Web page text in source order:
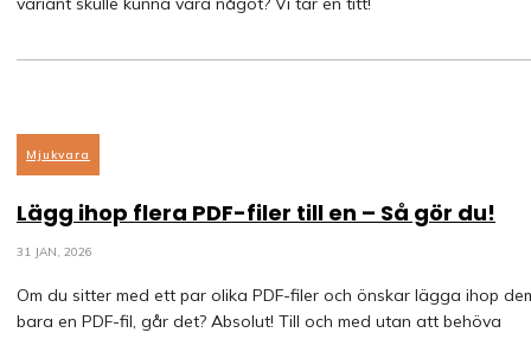
Mjukvara
Lägg ihop flera PDF-filer till en – Så gör du!
31 JAN, 2026
Om du sitter med ett par olika PDF-filer och önskar lägga ihop
bara en PDF-fil, går det? Absolut! Till och med utan att behöva